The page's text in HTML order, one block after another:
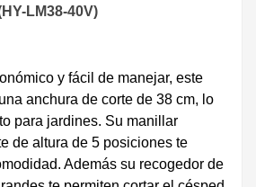
LM38-40V)
y fácil de manejar, este
anchura de corte de 38 cm, lo
para jardines. Su manillar
de altura de 5 posiciones te
Además su recogedor de